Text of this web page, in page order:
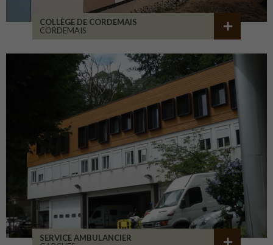
COLLÈGE DE CORDEMAIS
CORDEMAIS
SERVICE AMBULANCIER